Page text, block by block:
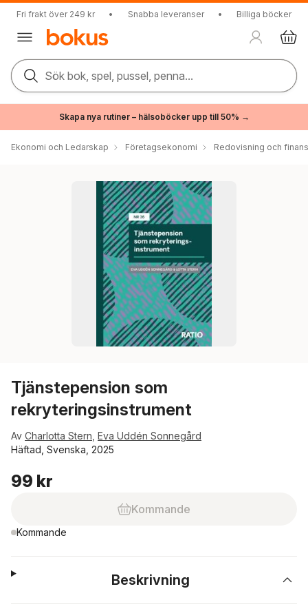
Fri frakt över 249 kr • Snabba leveranser • Billiga böcker
Sök bok, spel, pussel, penna...
Skapa nya rutiner – hälsoböcker upp till 50% →
Ekonomi och Ledarskap Företagsekonomi Redovisning och
Tjänstepension som
rekryteringsinstrument
Av Charlotta Stern Eva Uddén Sonnegård
Häftad, Svenska, 2025
99 kr
Kommande
Kommande
Beskrivning